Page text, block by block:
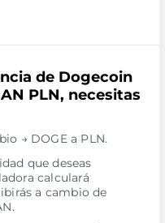
de Dogecoin
PLN, necesitas
→ DOGE a PLN.
que deseas
calculará
a cambio de